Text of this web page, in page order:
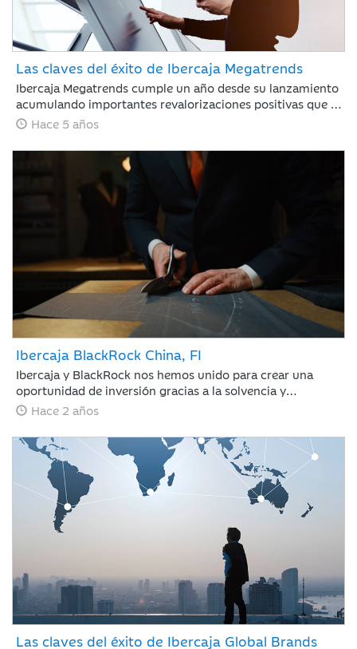
Las claves del éxito de Ibercaja Megatrends
Ibercaja Megatrends cumple un año desde su lanzamiento
acumulando importantes revalorizaciones positivas que le
colocan entre los fondos más rentables de los últimos 12
meses. Miriam Fernández, Responsable de ASG en
Ibercaja Gestión y gestora de Ibercaja Megatrends, repasa
el posicionamiento de la cartera y nos comenta como
puede comportarse el fondo en un panorama incierto
como el actual.
Hace 5 años
Ibercaja BlackRock China, FI
Ibercaja y BlackRock nos hemos unido para crear una
oportunidad de inversión gracias a la solvencia y
exigencia del mayor gestor del mundo de este tipo de
activos con soluciones a medida y adecuadas a cada perfil
de cliente.
Hace 2 años
Las claves del éxito de Ibercaja Global Brands